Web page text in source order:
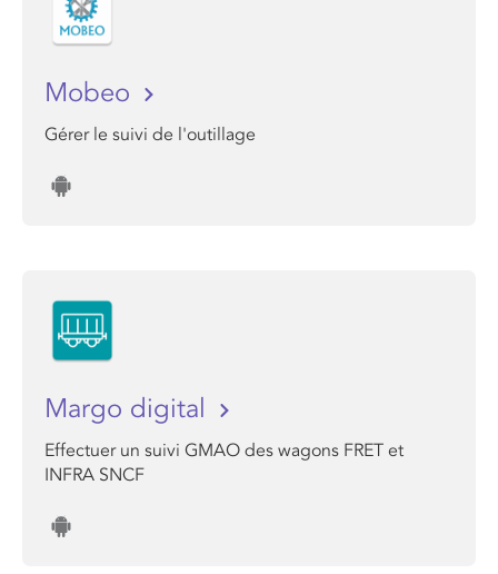
Mobeo
Gérer le suivi de l'outillage
Margo digital
Effectuer un suivi GMAO des wagons FRET et
INFRA SNCF